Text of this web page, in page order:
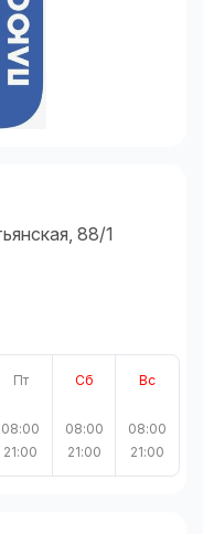
88/1
Пт
08:00
21:00
Сб
08:00
21:00
Вс
08:00
21:00